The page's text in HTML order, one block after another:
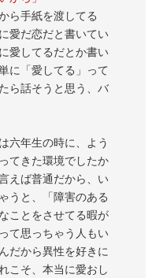
ら手紙を渡してる
愛だ恋だと書いてい
愛してるだとか書い
に「愛してる」って
ら話そうと思う、バ
六年生の時に、よう
てきた環境でしたか
えば普通だから、い
うと、「障害のある
ことをさせてる暇が
て思っちゃう人もい
だから異性を好きに
こそ、本当に愛おし